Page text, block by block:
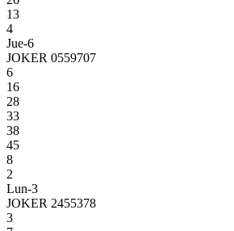
13
4
Jue-6
JOKER 0559707
6
16
28
33
38
45
8
2
Lun-3
JOKER 2455378
3